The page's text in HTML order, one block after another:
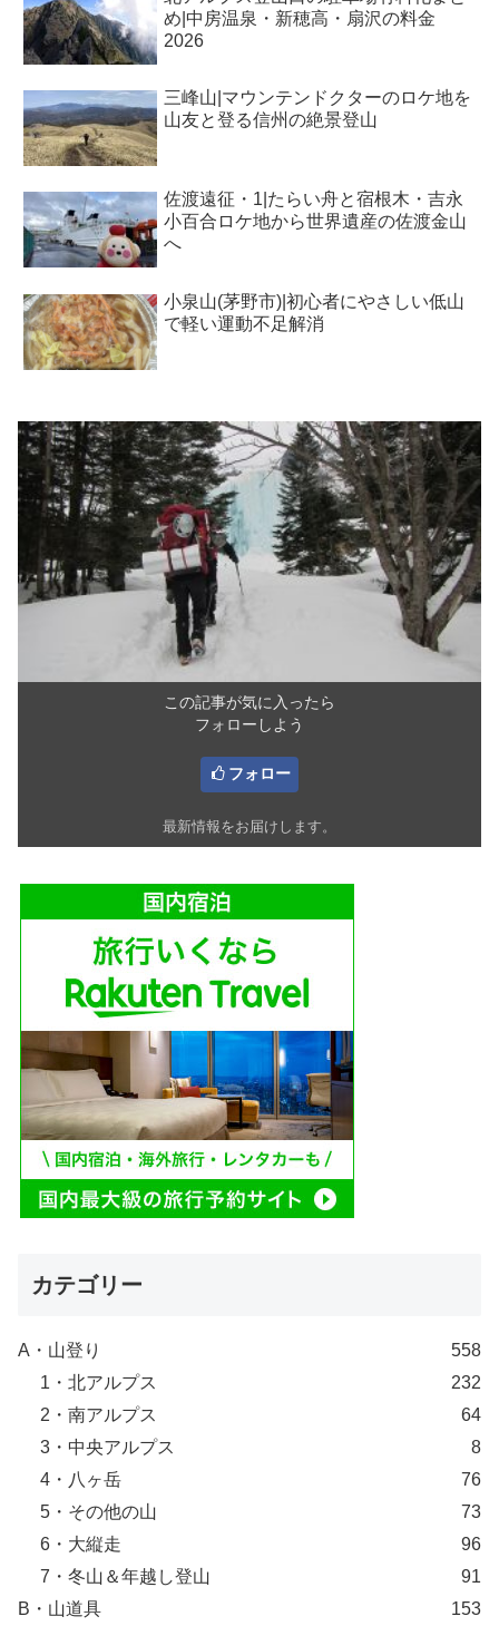
め|中房温泉・新穂高・扇沢の料金
2026
三峰山|マウンテンドクターのロケ地を
山友と登る信州の絶景登山
佐渡遠征・1|たらい舟と宿根木・吉永
小百合ロケ地から世界遺産の佐渡金山
へ
小泉山(茅野市)|初心者にやさしい低山
で軽い運動不足解消
この記事が気に入ったら
フォローしよう
フォロー
最新情報をお届けします。
カテゴリー
A・山登り
558
1・北アルプス
232
2・南アルプス
64
3・中央アルプス
8
4・八ヶ岳
76
5・その他の山
73
6・大縦走
96
7・冬山＆年越し登山
91
B・山道具
153